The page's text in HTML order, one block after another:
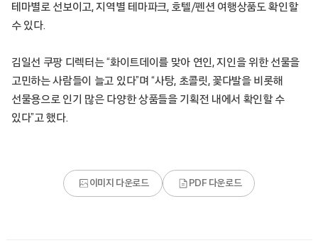
테마별로 선보이고, 지역별 테마파크, 호텔/펜션 여행상품도 확인할
수 있다.
김일선 쿠팡 디렉터는 “화이트데이를 맞아 연인, 지인을 위한 선물을
고민하는 사람들이 늘고 있다”며 “사탕, 초콜릿, 꽃다발을 비롯해
선물용으로 인기 많은 다양한 상품들을 기획전 내에서 확인할 수
있다”고 했다.
이미지 다운로드 PDF 다운로드